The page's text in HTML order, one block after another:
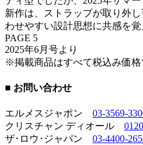
新作は、ストラップが取り外
わせやすい設計思想に共感を覚
PAGE 5
2025年6月号より
※掲載商品はすべて税込み価格
■ お問い合わせ
エルメスジャポン 03-3569-
クリスチャン ディオール
ザ･ロウ･ジャパン 03-4400-